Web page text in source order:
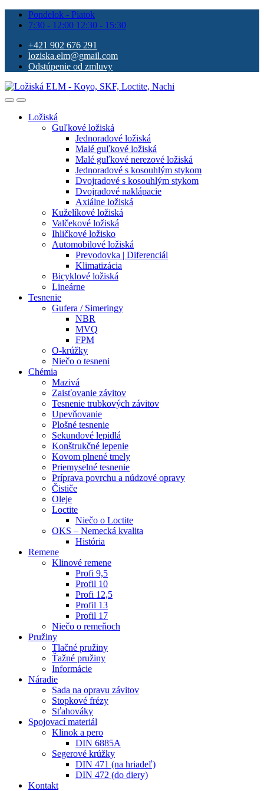
Pondelok - Piatok
7:30 - 12:00 12:30 - 15:30
+421 902 676 291
loziska.elm@gmail.com
Odstúpenie od zmluvy
Ložiská
Guľkové ložiská
Jednoradové ložiská
Malé guľkové ložiská
Malé guľkové nerezové ložiská
Jednoradové s kosouhlým stykom
Dvojradové s kosouhlým stykom
Dvojradové naklápacie
Axiálne ložiská
Kuželíkové ložiská
Valčekové ložiská
Ihličkové ložisko
Automobilové ložiská
Prevodovka | Diferenciál
Klimatizácia
Bicyklové ložiská
Lineárne
Tesnenie
Gufera / Simeringy
NBR
MVQ
FPM
O-krúžky
Niečo o tesneni
Chémia
Mazivá
Zaisťovanie závitov
Tesnenie trubkových závitov
Upevňovanie
Plošné tesnenie
Sekundové lepidlá
Konštrukčné lepenie
Kovom plnené tmely
Priemyselné tesnenie
Príprava povrchu a núdzové opravy
Čističe
Oleje
Loctite
Niečo o Loctite
OKS – Nemecká kvalita
História
Remene
Klinové remene
Profi 9,5
Profil 10
Profi 12,5
Profil 13
Profil 17
Niečo o remeňoch
Pružiny
Tlačné pružiny
Ťažné pružiny
Informácie
Náradie
Sada na opravu závitov
Stopkové frézy
Sťahováky
Spojovací materiál
Klinok a pero
DIN 6885A
Segerové krúžky
DIN 471 (na hriadeľ)
DIN 472 (do diery)
Kontakt